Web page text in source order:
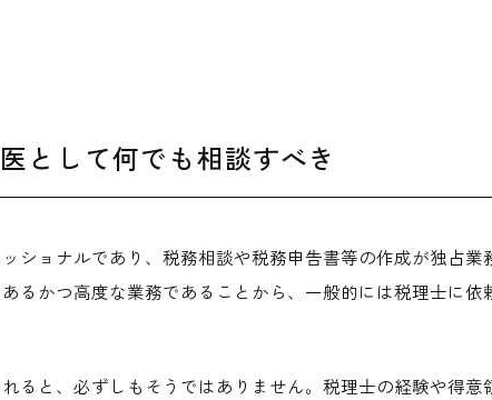
として何でも相談すべき
ショナルであり、税務相談や税務申告書等の作成が独占業
るかつ高度な業務であることから、一般的には税理士に依
ると、必ずしもそうではありません。税理士の経験や得意